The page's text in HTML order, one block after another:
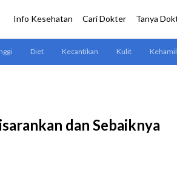
dan Sebaiknya